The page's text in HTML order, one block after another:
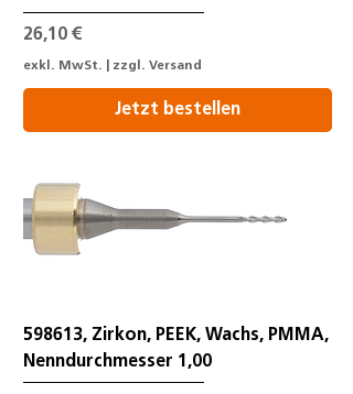
Preis
26,10 €
exkl. MwSt. zzgl. Versand
Jetzt bestellen
598613, Zirkon, PEEK, Wachs, PMMA,
Nenndurchmesser 1,00